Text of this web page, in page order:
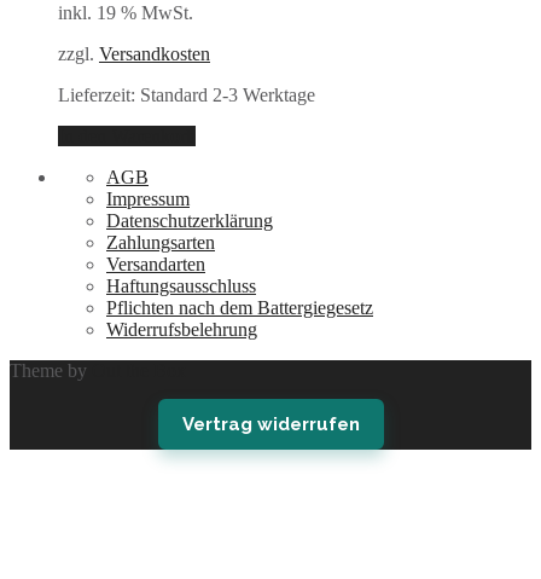
inkl. 19 % MwSt.
zzgl. Versandkosten
Lieferzeit: Standard 2-3 Werktage
AGB
Impressum
Datenschutzerklärung
Zahlungsarten
Versandarten
Haftungsausschluss
Pflichten nach dem Battergiegesetz
Widerrufsbelehrung
Theme by
Vertrag widerrufen